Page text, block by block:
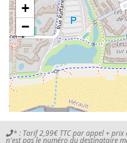
+
−
* : Tarif 2,99€ TTC par appel +
n'est pas le numéro du destinataire